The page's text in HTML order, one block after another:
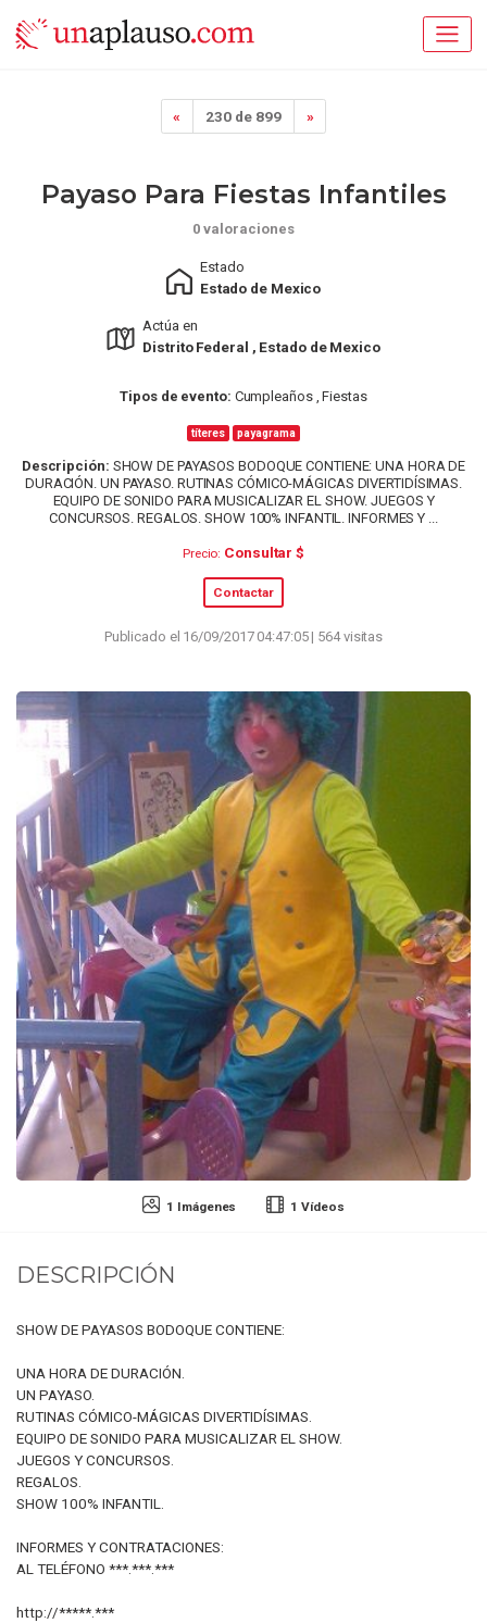
« 230 de 899 »
1 Imágenes 1 Vídeos
Payaso Para Fiestas Infantiles
0 valoraciones
Estado
Estado de Mexico
Actúa en
Distrito Federal , Estado de Mexico
Tipos de evento: Cumpleaños , Fiestas
títeres payagrama
Descripción: SHOW DE PAYASOS BODOQUE CONTIENE: UNA HORA DE
DURACIÓN. UN PAYASO. RUTINAS CÓMICO-MÁGICAS DIVERTIDÍSIMAS.
EQUIPO DE SONIDO PARA MUSICALIZAR EL SHOW. JUEGOS Y
CONCURSOS. REGALOS. SHOW 100% INFANTIL. INFORMES Y ...
Precio: Consultar $
Contactar
Publicado el 16/09/2017 04:47:05 | 564 visitas
DESCRIPCIÓN
SHOW DE PAYASOS BODOQUE CONTIENE:
UNA HORA DE DURACIÓN.
UN PAYASO.
RUTINAS CÓMICO-MÁGICAS DIVERTIDÍSIMAS.
EQUIPO DE SONIDO PARA MUSICALIZAR EL SHOW.
JUEGOS Y CONCURSOS.
REGALOS.
SHOW 100% INFANTIL.
INFORMES Y CONTRATACIONES:
AL TELÉFONO ***.***.***
http://*****.***